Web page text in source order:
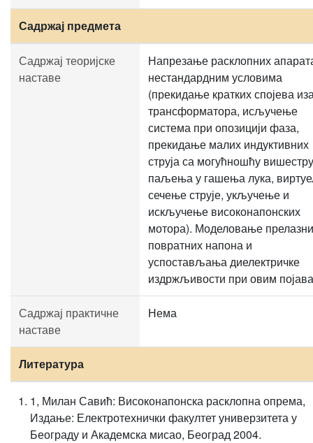
Садржај предмета
Садржај теоријске
наставе
Напрезање расклопних
нестандардним условима
(прекидање кратких спојева
трансформатора, исључење
система при опозицији фаза,
прекидање малих индуктивних
струја са могућношћу
паљења у гашења лука,
сечење струје, укључење и
искључење високонапонских
мотора). Моделовање
повратних напона и
успостављања диелектричке
издржљивости при овим
Садржај практичне
наставе
Нема
Литература
1, Милан Савић: Високонапонска расклопна опрема,
Издање: Електротехнички факултет универзитета у
Београду и Академска мисао, Београд 2004.